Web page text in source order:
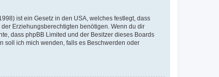
ist ein Gesetz in den USA, welches festlegt, dass
Erziehungsberechtigten benötigen. Wenn du dir
dass phpBB Limited und der Besitzer dieses Boards
soll ich mich wenden, falls es Beschwerden oder